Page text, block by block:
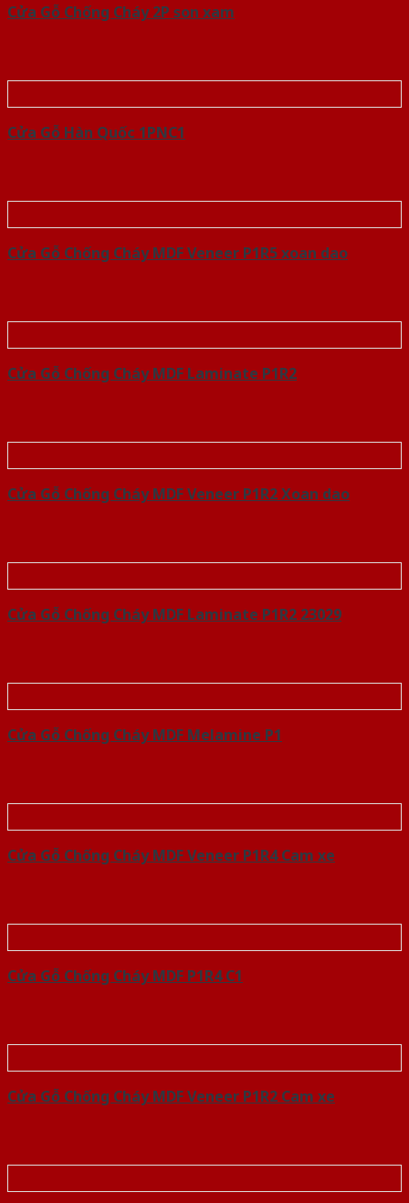
Cửa Gỗ Chống Cháy 2P son xam
Cửa Gỗ Hàn Quốc 1PNC1
Cửa Gỗ Chống Cháy MDF Veneer P1R5 xoan dao
Cửa Gỗ Chống Cháy MDF Laminate P1R2
Cửa Gỗ Chống Cháy MDF Veneer P1R2 Xoan dao
Cửa Gỗ Chống Cháy MDF Laminate P1R2 23029
Cửa Gỗ Chống Cháy MDF Melamine P1
Cửa Gỗ Chống Cháy MDF Veneer P1R4 Cam xe
Cửa Gỗ Chống Cháy MDF P1R4 C1
Cửa Gỗ Chống Cháy MDF Veneer P1R2 Cam xe